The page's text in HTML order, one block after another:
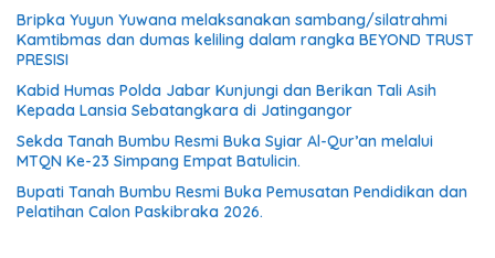
Bripka Yuyun Yuwana melaksanakan sambang/silatrahmi
Kamtibmas dan dumas keliling dalam rangka BEYOND TRUST
PRESISI
Kabid Humas Polda Jabar Kunjungi dan Berikan Tali Asih
Kepada Lansia Sebatangkara di Jatingangor
Sekda Tanah Bumbu Resmi Buka Syiar Al-Qur’an melalui
MTQN Ke-23 Simpang Empat Batulicin.
Bupati Tanah Bumbu Resmi Buka Pemusatan Pendidikan dan
Pelatihan Calon Paskibraka 2026.